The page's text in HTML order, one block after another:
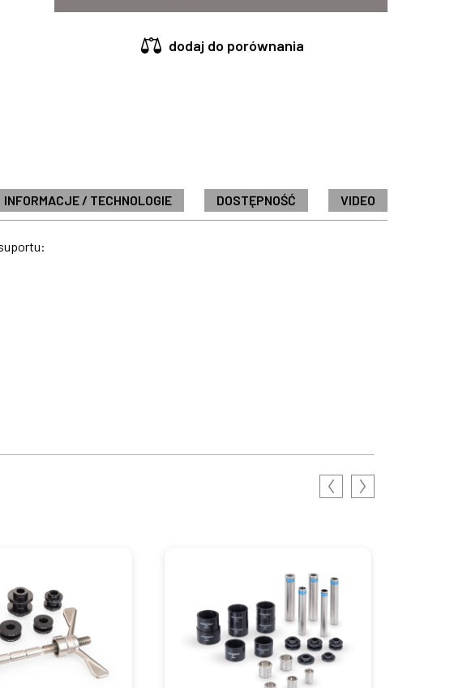
dodaj do porównania
INFORMACJE / TECHNOLOGIE DOSTĘPNOŚĆ VIDEO